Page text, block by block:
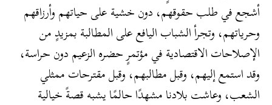
أشجع في طلب حقوقهم، دون خشية على حياتهم وأرزاقهم
وحرياتهم، وتجرأ الشباب اليافع على المطالبة بمزيدٍ من
الإصلاحات الاقتصادية في مؤتمرٍ حضره الزعيم دون حراسة،
وقد استمع إليهم، وقبل مطالبهم، وقبل مقترحات ممثلي
الشعب، وعاشت بلادنا مشهدًا حالمًا يشبه قصةً خيالية